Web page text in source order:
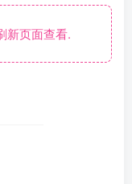
新页面查看.